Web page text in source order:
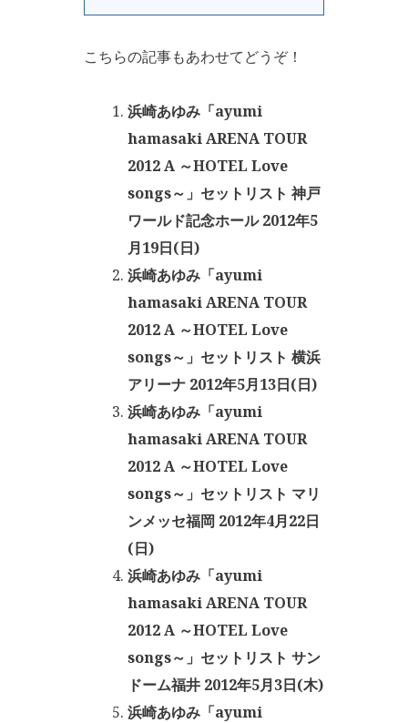
こちらの記事もあわせてどうぞ！
浜崎あゆみ「ayumi
hamasaki ARENA TOUR
2012 A ～HOTEL Love
songs～」セットリスト 神戸
ワールド記念ホール 2012年5
月19日(日)
浜崎あゆみ「ayumi
hamasaki ARENA TOUR
2012 A ～HOTEL Love
songs～」セットリスト 横浜
アリーナ 2012年5月13日(日)
浜崎あゆみ「ayumi
hamasaki ARENA TOUR
2012 A ～HOTEL Love
songs～」セットリスト マリ
ンメッセ福岡 2012年4月22日
(日)
浜崎あゆみ「ayumi
hamasaki ARENA TOUR
2012 A ～HOTEL Love
songs～」セットリスト サン
ドーム福井 2012年5月3日(木)
浜崎あゆみ「ayumi